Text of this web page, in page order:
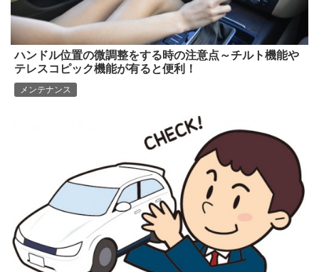
ハンドル位置の微調整をする時の注意点～チルト機能や
テレスコピック機能が有ると便利！
メンテナンス